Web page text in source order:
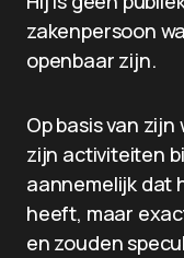
zakenpersoon
openbaar zijn.
Op basis van
zijn activiteiten
aannemelijk dat
heeft, maar
en zouden